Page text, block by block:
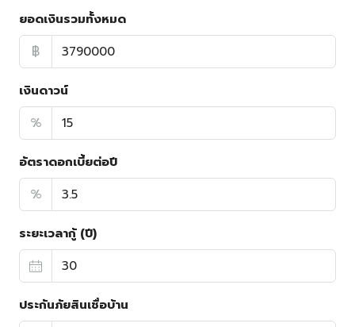
ยอดเงินรวมทั้งหมด
฿
เงินดาวน์
%
อัตราดอกเบี้ยต่อปี
%
ระยะเวลากู้ (ปี)
ประกันภัยสินเชื่อบ้าน